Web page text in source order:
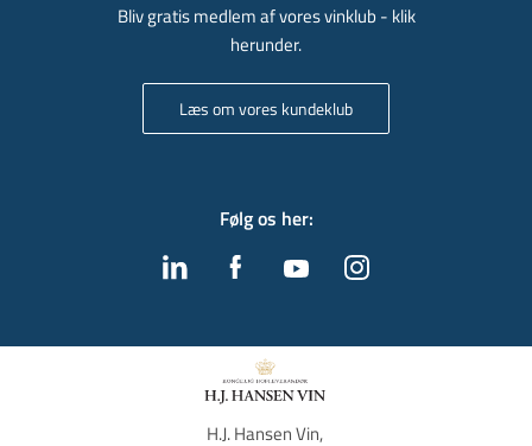
Bliv gratis medlem af vores vinklub - klik
herunder.
Læs om vores kundeklub
Følg os her:
H.J. Hansen Vin,